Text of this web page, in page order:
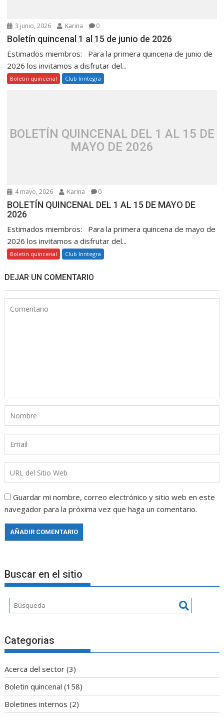
3 junio, 2026 Karina 0
Boletín quincenal 1 al 15 de junio de 2026
Estimados miembros: Para la primera quincena de junio de
2026 los invitamos a disfrutar del...
Boletin quincenal Club Inntegra
BOLETÍN QUINCENAL DEL 1 AL 15 DE
MAYO DE 2026
4 mayo, 2026 Karina 0
BOLETÍN QUINCENAL DEL 1 AL 15 DE MAYO DE
2026
Estimados miembros: Para la primera quincena de mayo de
2026 los invitamos a disfrutar del...
Boletin quincenal Club Inntegra
DEJAR UN COMENTARIO
Guardar mi nombre, correo electrónico y sitio web en este
navegador para la próxima vez que haga un comentario.
Buscar en el sitio
Categorias
Acerca del sector (3)
Boletin quincenal (158)
Boletines internos (2)